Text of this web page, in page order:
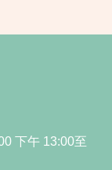
下午 13:00至